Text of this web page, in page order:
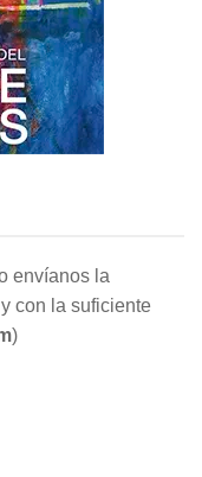
envíanos la
con la suficiente
)